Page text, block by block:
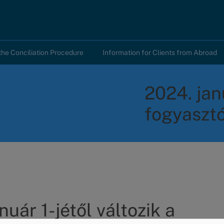
Conciliation Procedure Information for Clients from Abroad
2024.
1-jétől változik a